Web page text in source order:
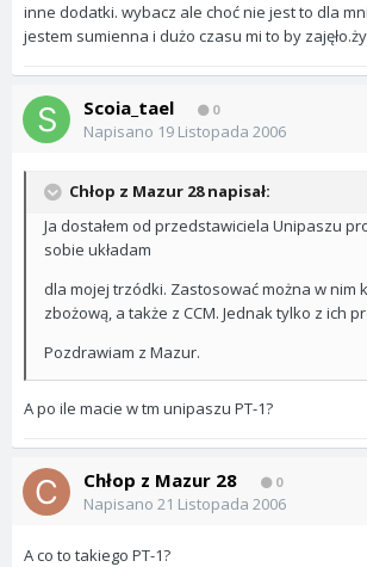
inne dodatki. wybacz ale choć nie jest to dla
jestem sumienna i dużo czasu mi to by
Scoia_tael 0
Napisano 19 Listopada 2006
Chłop z Mazur 28 napisał:
Ja dostałem od przedstawiciela Unipaszu
sobie układam
dla mojej trzódki. Zastosować można w nim
zbożową, a także z CCM. Jednak tylko z ich
Pozdrawiam z Mazur.
A po ile macie w tm unipaszu PT-1?
Chłop z Mazur 28 0
Napisano 21 Listopada 2006
A co to takiego PT-1?